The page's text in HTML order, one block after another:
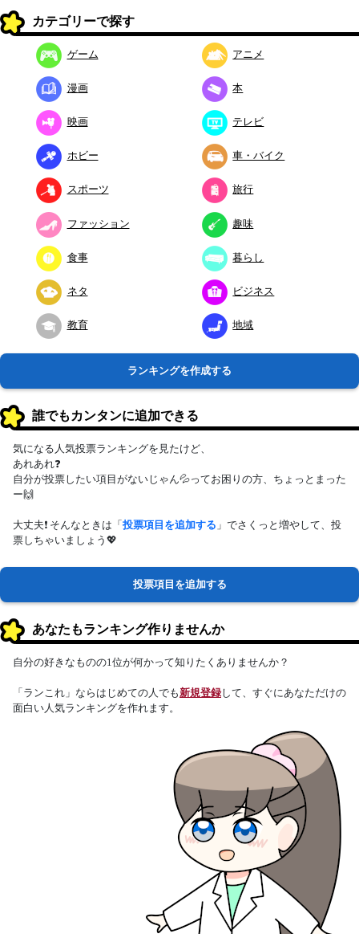
カテゴリーで探す
ゲーム アニメ
漫画 本
映画 テレビ
ホビー 車・バイク
スポーツ 旅行
ファッション 趣味
食事 暮らし
ネタ ビジネス
教育 地域
ランキングを作成する
誰でもカンタンに追加できる
気になる人気投票ランキングを見たけど、
あれあれ❓
自分が投票したい項目がないじゃん💦ってお困りの方、ちょっとまった
ー🙌
大丈夫❗ そんなときは「投票項目を追加する 」でさくっと増やして、投
票しちゃいましょう💖
投票項目を追加する
あなたもランキング作りませんか
自分の好きなものの1位が何かって知りたくありませんか？
「ランこれ」ならはじめての人でも新規登録して、すぐにあなただけの
面白い人気ランキングを作れます。